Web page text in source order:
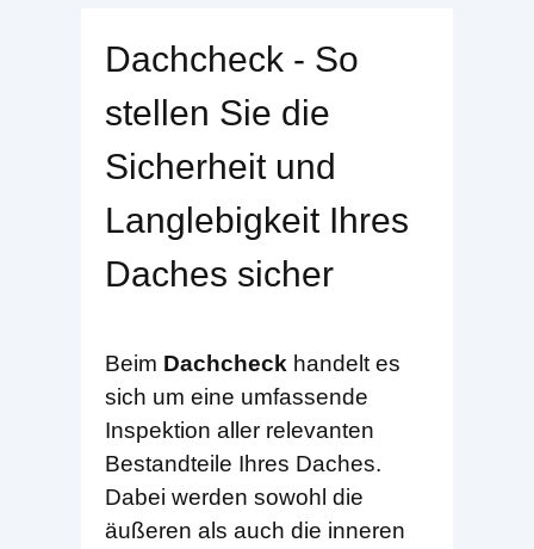
Dachcheck - So
stellen Sie die
Sicherheit und
Langlebigkeit Ihres
Daches sicher
Beim Dachcheck handelt es
sich um eine umfassende
Inspektion aller relevanten
Bestandteile Ihres Daches.
Dabei werden sowohl die
äußeren als auch die inneren